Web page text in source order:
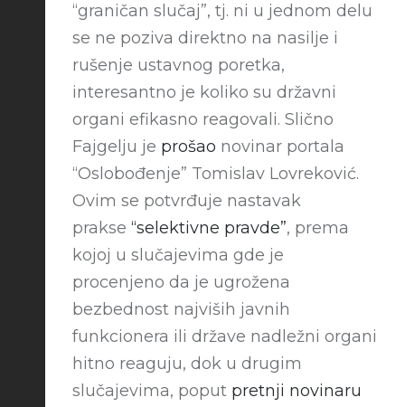
“graničan slučaj”, tj. ni u jednom delu
se ne poziva direktno na nasilje i
rušenje ustavnog poretka,
interesantno je koliko su državni
organi efikasno reagovali. Slično
Fajgelju je prošao novinar portala
“Oslobođenje” Tomislav Lovreković.
Ovim se potvrđuje nastavak
prakse “selektivne pravde”, prema
kojoj u slučajevima gde je
procenjeno da je ugrožena
bezbednost najviših javnih
funkcionera ili države nadležni organi
hitno reaguju, dok u drugim
slučajevima, poput pretnji novinaru